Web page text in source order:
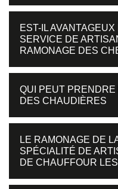
EST-IL
SERVICE DE
RAMONAGE DES
QUI PEUT
DES CHAUDIÈRES
LE RAMONAGE DE
SPÉCIALITÉ DE
DE CHAUFFOUR